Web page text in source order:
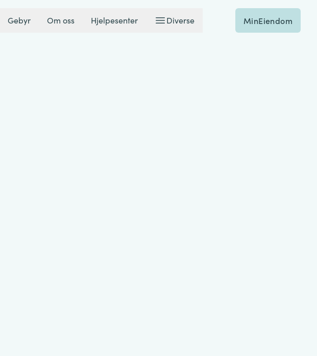
Gebyr Om oss Hjelpesenter Diverse MinEiendom